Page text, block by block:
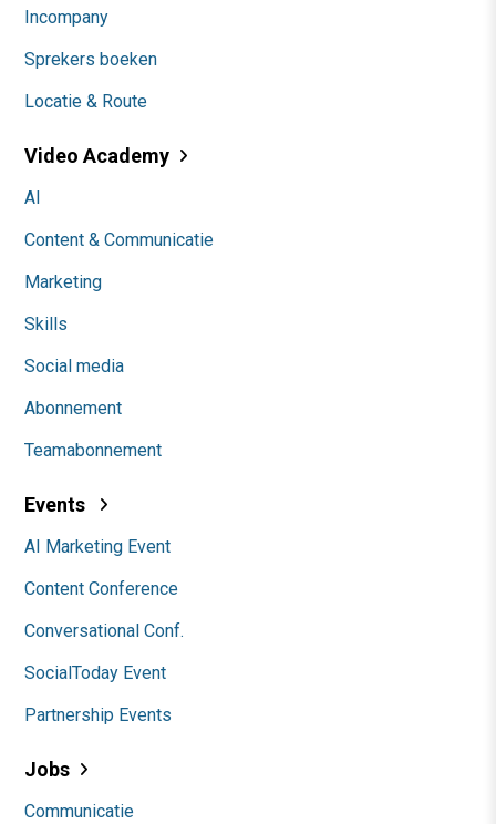
Incompany
Sprekers boeken
Locatie & Route
Video Academy
AI
Content & Communicatie
Marketing
Skills
Social media
Abonnement
Teamabonnement
Events
AI Marketing Event
Content Conference
Conversational Conf.
SocialToday Event
Partnership Events
Jobs
Communicatie